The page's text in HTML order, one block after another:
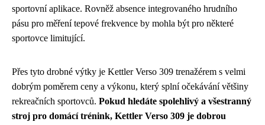
sportovní aplikace. Rovněž absence integrovaného hrudního
pásu pro měření tepové frekvence by mohla být pro některé
sportovce limitující.
Přes tyto drobné výtky je Kettler Verso 309 trenažérem s velmi
dobrým poměrem ceny a výkonu, který splní očekávání většiny
rekreačních sportovců. Pokud hledáte spolehlivý a všestranný
stroj pro domácí trénink, Kettler Verso 309 je dobrou